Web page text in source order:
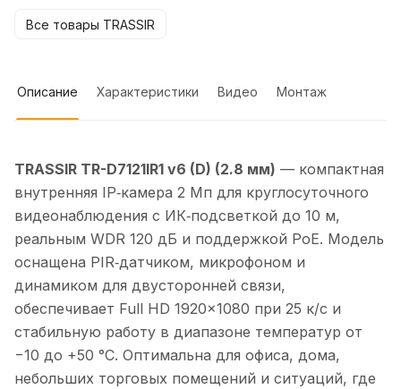
Все товары TRASSIR
Описание Характеристики Видео Монтаж
TRASSIR TR-D7121IR1 v6 (D) (2.8 мм) — компактная
внутренняя IP‑камера 2 Мп для круглосуточного
видеонаблюдения с ИК‑подсветкой до 10 м,
реальным WDR 120 дБ и поддержкой PoE. Модель
оснащена PIR‑датчиком, микрофоном и
динамиком для двусторонней связи,
обеспечивает Full HD 1920×1080 при 25 к/с и
стабильную работу в диапазоне температур от
−10 до +50 °C. Оптимальна для офиса, дома,
небольших торговых помещений и ситуаций, где